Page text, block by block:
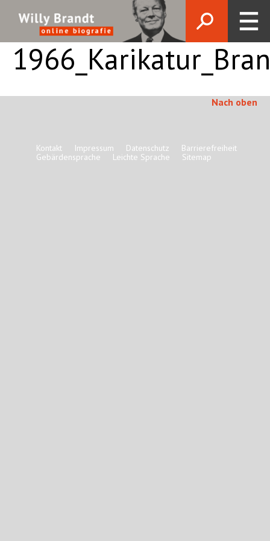
Nach oben
Kontakt Impressum Datenschutz
Barrierefreiheit
Gebärdensprache
Leichte Sprache Sitemap